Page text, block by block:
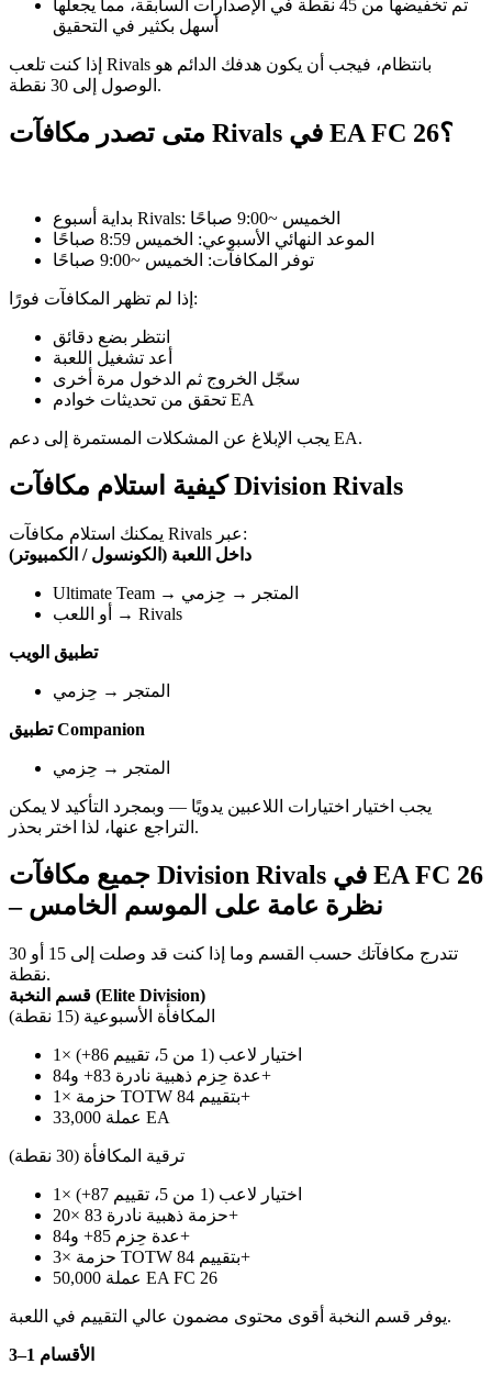
تم تخفيضها من 45 نقطة في الإصدارات السابقة، مما يجعلها
أسهل بكثير في التحقيق
إذا كنت تلعب Rivals بانتظام، فيجب أن يكون هدفك الدائم هو
الوصول إلى 30 نقطة.
متى تصدر مكافآت Rivals في EA FC 26؟
بداية أسبوع Rivals: الخميس ~9:00 صباحًا
الموعد النهائي الأسبوعي: الخميس 8:59 صباحًا
توفر المكافآت: الخميس ~9:00 صباحًا
إذا لم تظهر المكافآت فورًا:
انتظر بضع دقائق
أعد تشغيل اللعبة
سجّل الخروج ثم الدخول مرة أخرى
تحقق من تحديثات خوادم EA
يجب الإبلاغ عن المشكلات المستمرة إلى دعم EA.
كيفية استلام مكافآت Division Rivals
يمكنك استلام مكافآت Rivals عبر:
داخل اللعبة (الكونسول / الكمبيوتر)
Ultimate Team → المتجر → حِزمي
أو اللعب → Rivals
تطبيق الويب
المتجر → حِزمي
تطبيق Companion
المتجر → حِزمي
يجب اختيار اختيارات اللاعبين يدويًا — وبمجرد التأكيد لا يمكن
التراجع عنها، لذا اختر بحذر.
جميع مكافآت Division Rivals في EA FC 26
– نظرة عامة على الموسم الخامس
تتدرج مكافآتك حسب القسم وما إذا كنت قد وصلت إلى 15 أو 30
نقطة.
قسم النخبة (Elite Division)
المكافأة الأسبوعية (15 نقطة)
1× اختيار لاعب (1 من 5، تقييم 86+)
عدة حِزم ذهبية نادرة 83+ و84+
1× حزمة TOTW بتقييم 84+
33,000 عملة EA
ترقية المكافأة (30 نقطة)
1× اختيار لاعب (1 من 5، تقييم 87+)
20× حزمة ذهبية نادرة 83+
عدة حِزم 85+ و84+
3× حزمة TOTW بتقييم 84+
50,000 عملة EA FC 26
يوفر قسم النخبة أقوى محتوى مضمون عالي التقييم في اللعبة.
الأقسام 1–3